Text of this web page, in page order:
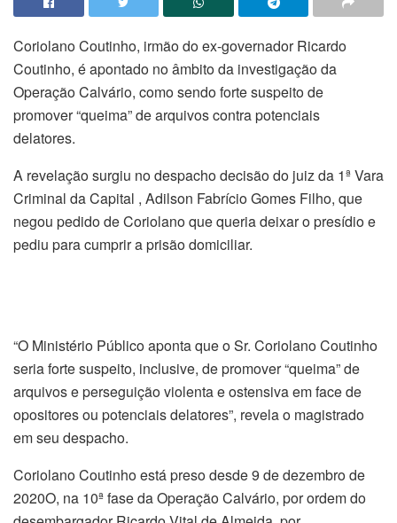
Coriolano Coutinho, irmão do ex-governador Ricardo
Coutinho, é apontado no âmbito da investigação da
Operação Calvário, como sendo forte suspeito de
promover “queima” de arquivos contra potenciais
delatores.
A revelação surgiu no despacho decisão do juiz da 1ª Vara
Criminal da Capital , Adilson Fabrício Gomes Filho, que
negou pedido de Coriolano que queria deixar o presídio e
pediu para cumprir a prisão domiciliar.
“O Ministério Público aponta que o Sr. Coriolano Coutinho
seria forte suspeito, inclusive, de promover “queima” de
arquivos e perseguição violenta e ostensiva em face de
opositores ou potenciais delatores”, revela o magistrado
em seu despacho.
Coriolano Coutinho está preso desde 9 de dezembro de
2020O, na 10ª fase da Operação Calvário, por ordem do